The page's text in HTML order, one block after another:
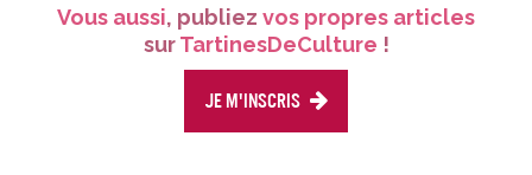
Vous aussi, publiez vos propres articles
surTartinesDeCulture !
Je m'inscris